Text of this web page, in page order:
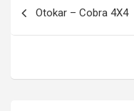
Otokar – Cobra 4X4